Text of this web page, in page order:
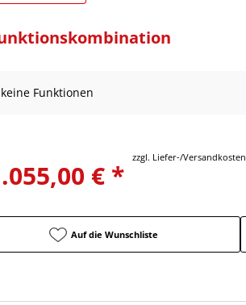
keine Funktionen
€ *
zzgl. Liefer-/Versandkosten
Auf die Wunschliste